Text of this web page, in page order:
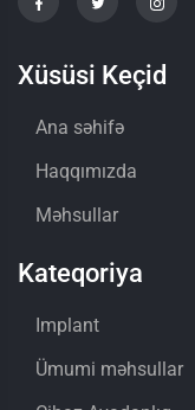
Xüsüsi Keçid
Ana səhifə
Haqqımızda
Məhsullar
Kateqoriya
Implant
Ümumi məhsullar